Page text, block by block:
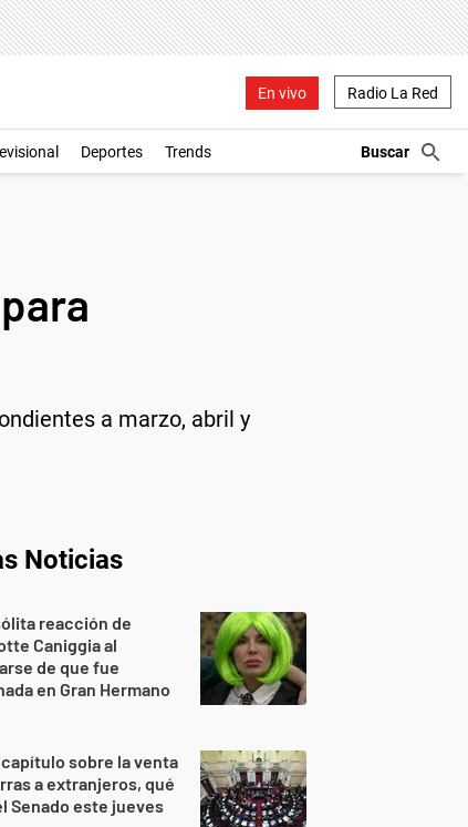
En vivo Radio La Red
Deportes Trends
a marzo, abril y
Noticias
reacción de
Caniggia al
de que fue
en Gran Hermano
sobre la venta
a extranjeros, qué
Senado este jueves